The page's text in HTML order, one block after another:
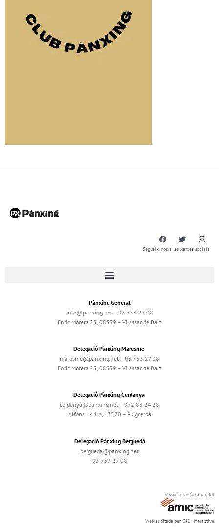
Segueix-nos a les xarxes socials
Pànxing General
info@panxing.net – 93 753 27 08
Enric Morera 25, 08339 – Vilassar de Dalt
Delegació Pànxing Maresme
maresme@panxing.net – 93 753 27 08
Enric Morera 25, 08339 – Vilassar de Dalt
Delegació Pànxing Cerdanya
cerdanya@panxing.net – 972 88 24 28
Alfons I, 44 A, 17520 – Puigcerdà
Delegació Pànxing Berguedà
bergueda@panxing.net
93 753 27 08
Associat a l'àrea digital
Web auditada per OJD Interactive